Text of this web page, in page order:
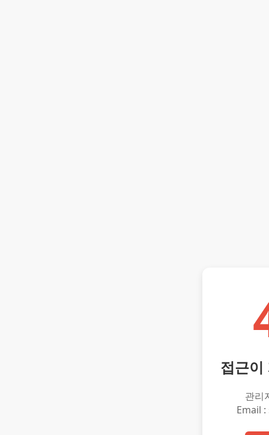
접근이
관리
Email